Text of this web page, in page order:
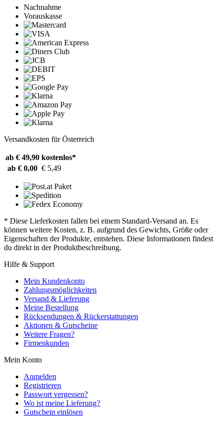
Nachnahme
Vorauskasse
Versandkosten für Österreich
ab € 49,90 kostenlos*
ab € 0,00 € 5,49
* Diese Lieferkosten fallen bei einem Standard-Versand an. Es
können weitere Kosten, z. B. aufgrund des Gewichts, Größe oder
Eigenschaften der Produkte, entstehen. Diese Informationen findest
du direkt in der Produktbeschreibung.
Hilfe & Support
Mein Kundenkonto
Zahlungsmöglichkeiten
Versand & Lieferung
Meine Bestellung
Rücksendungen & Rückerstattungen
Aktionen & Gutscheine
Weitere Fragen?
Firmenkunden
Mein Konto
Anmelden
Registrieren
Passwort vergessen?
Wo ist meine Lieferung?
Gutschein einlösen